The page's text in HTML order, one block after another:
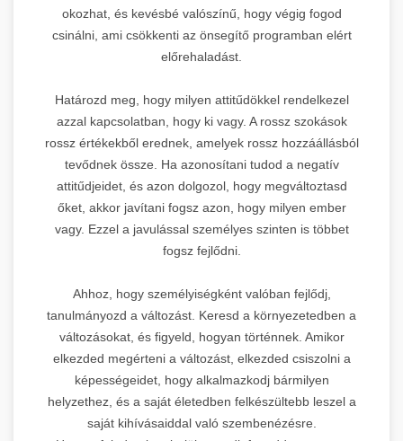
okozhat, és kevésbé valószínű, hogy végig fogod
csinálni, ami csökkenti az önsegítő programban elért
előrehaladást.
Határozd meg, hogy milyen attitűdökkel rendelkezel
azzal kapcsolatban, hogy ki vagy. A rossz szokások
rossz értékekből erednek, amelyek rossz hozzáállásból
tevődnek össze. Ha azonosítani tudod a negatív
attitűdjeidet, és azon dolgozol, hogy megváltoztasd
őket, akkor javítani fogsz azon, hogy milyen ember
vagy. Ezzel a javulással személyes szinten is többet
fogsz fejlődni.
Ahhoz, hogy személyiségként valóban fejlődj,
tanulmányozd a változást. Keresd a környezetedben a
változásokat, és figyeld, hogyan történnek. Amikor
elkezded megérteni a változást, elkezded csiszolni a
képességeidet, hogy alkalmazkodj bármilyen
helyzethez, és a saját életedben felkészültebb leszel a
saját kihívásaiddal való szembenézésre.